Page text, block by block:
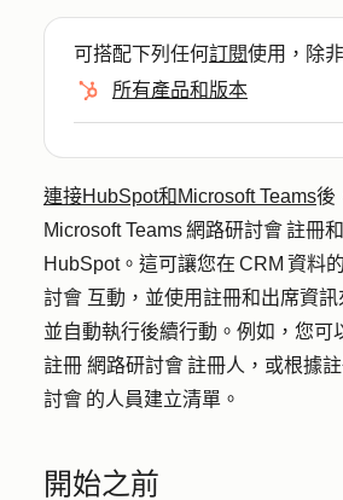
可搭配下列任何訂閱使用，除
所有產品和版本
連接HubSpot和Microsoft Teams後
Microsoft Teams 網路研討會 註冊
HubSpot。這可讓您在 CRM 資料
討會 互動，並使用註冊和出席資訊
並自動執行後續行動。例如，您可
註冊 網路研討會 註冊人，或根據
討會 的人員建立清單。
開始之前